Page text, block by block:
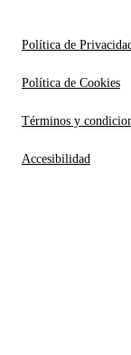
Política de Privacidad
Política de Cookies
Términos y
Accesibilidad